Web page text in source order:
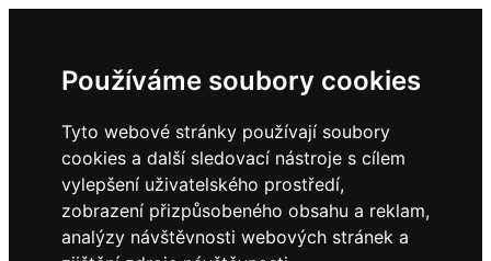
Používáme soubory cookies
Tyto webové stránky používají soubory
cookies a další sledovací nástroje s cílem
vylepšení uživatelského prostředí,
zobrazení přizpůsobeného obsahu a reklam,
analýzy návštěvnosti webových stránek a
Domů
Kontakty
Úřední deska